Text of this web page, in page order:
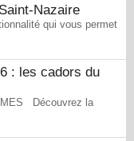
Nazaire
qui vous permet
: les cadors du
Découvrez la